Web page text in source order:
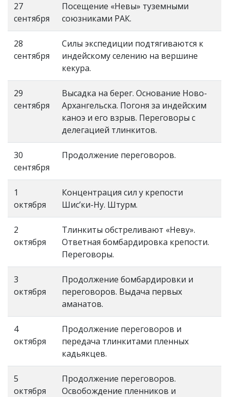
27
сентября
Посещение «Невы» туземными
союзниками РАК.
28
сентября
Силы экспедиции подтягиваются к
индейскому селению на вершине
кекура.
29
сентября
Высадка на берег. Основание Ново-
Архангельска. Погоня за индейским
каноэ и его взрыв. Переговоры с
делегацией тлинкитов.
30
сентября
Продолжение переговоров.
1
октября
Концентрация сил у крепости
Шис’ки-Ну. Штурм.
2
октября
Тлинкиты обстреливают «Неву».
Ответная бомбардировка крепости.
Переговоры.
3
октября
Продолжение бомбардировки и
переговоров. Выдача первых
аманатов.
4
октября
Продолжение переговоров и
передача тлинкитами пленных
кадьякцев.
5
октября
Продолжение переговоров.
Освобождение пленников и